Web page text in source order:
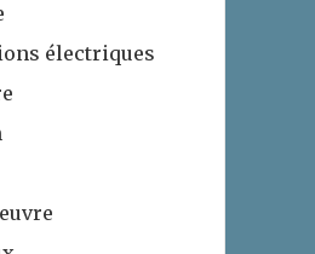
électriques